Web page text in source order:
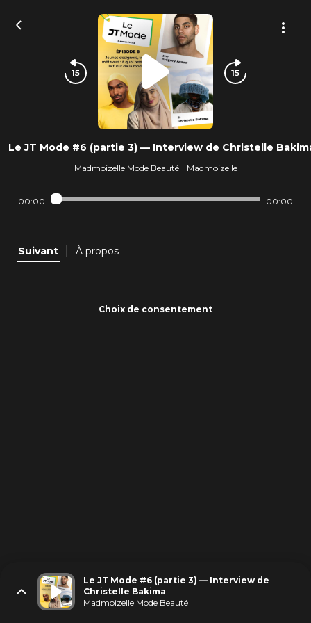
Le JT Mode #6 (partie 3) — Interview de Christelle
Madmoizelle Mode Beauté | Madmoizelle
00:00 00:00
Suivant À propos
Choix de consentement
Le JT Mode #6 (partie 3) — Interview de
Christelle Bakima
Madmoizelle Mode Beauté